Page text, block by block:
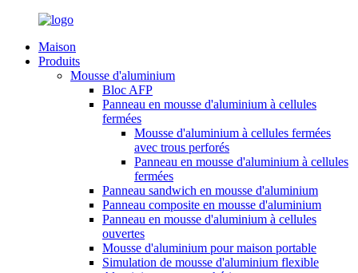
Maison
Produits
Mousse d'aluminium
Bloc AFP
Panneau en mousse d'aluminium à cellules
fermées
Mousse d'aluminium à cellules fermées
avec trous perforés
Panneau en mousse d'aluminium à cellules
fermées
Panneau sandwich en mousse d'aluminium
Panneau composite en mousse d'aluminium
Panneau en mousse d'aluminium à cellules
ouvertes
Mousse d'aluminium pour maison portable
Simulation de mousse d'aluminium flexible